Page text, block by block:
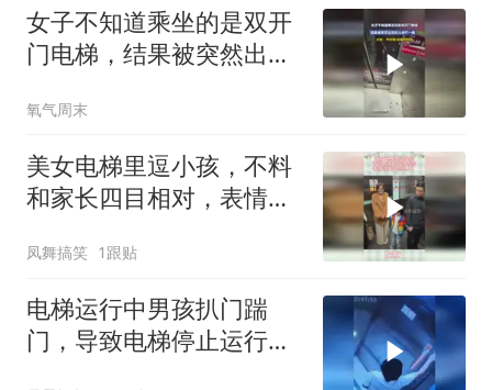
女子不知道乘坐的是双开
门电梯，结果被突然出现
的啦，到底咋的啦
氧气周末
美女电梯里逗小孩，不料
和家长四目相对，表情还
凤舞搞笑 1跟贴
电梯运行中男孩扒门踹
门，导致电梯停止运行，